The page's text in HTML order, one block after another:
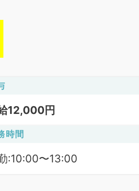
12,000円
時間
:10:00〜13:00